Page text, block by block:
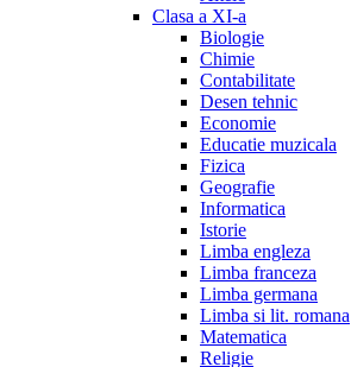
Clasa a XI-a
Biologie
Chimie
Contabilitate
Desen tehnic
Economie
Educatie muzicala
Fizica
Geografie
Informatica
Istorie
Limba engleza
Limba franceza
Limba germana
Limba si lit. romana
Matematica
Religie